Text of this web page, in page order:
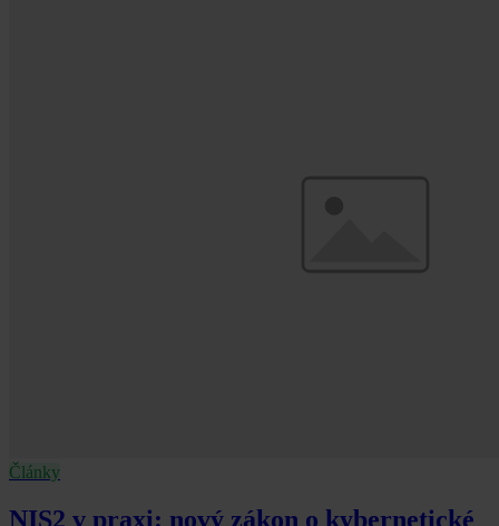
Články
NIS2 v praxi: nový zákon o kybernetické